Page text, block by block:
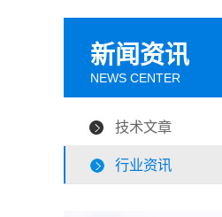
新闻资讯
NEWS CENTER
技术文章
行业资讯